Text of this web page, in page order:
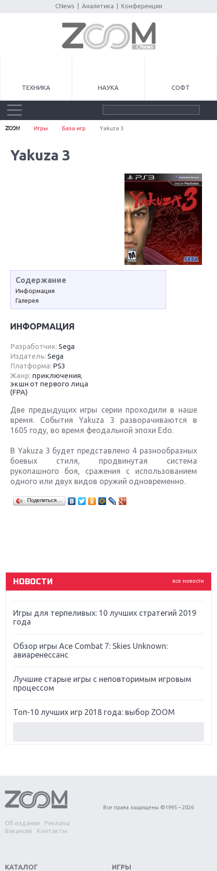
CNews Аналитика Конференции
ТЕХНИКА НАУКА СОФТ
Игры База игр Yakuza 3
Yakuza 3
Содержание
Информация
Галерея
ИНФОРМАЦИЯ
Разработчик:Sega
Издатель:Sega
Платформа: PS3
Жанр: приключения,
экшн от первого лица
(FPA)
Две предыдущих игры серии проходили в наше
время. События Yakuza 3 разворачиваются в
1605 году, во время феодальной эпохи Edo.
В Yakuza 3 будет представлено 4 разнообразных
боевых стиля, продвинутая система
рукопашного боя, сражения с использованием
одного или двух видов оружий одновременно.
Поделиться…
все новости
НОВОСТИ
Крупнейшие релизы мая: Nintendo, Microsoft и
Sony
Far Cry 5: хвалить нельзя ругать
Игры для терпеливых: 10 лучших стратегий 2019
года
Обзор игры Ace Combat 7: Skies Unknown:
авиаренессанс
Лучшие старые игры с неповторимым игровым
процессом
Топ-10 лучших игр 2018 года: выбор ZOOM
Обзор игры Forza Horizon 4: вершина эволюции
Две важных новинки для консолей: Spider-Man и
Divinity Original Sin 2
Switch
Об издании
Реклама
Вакансии
Контакты
Все права защищены ©1995 – 2026
КАТАЛОГ ИГРЫ